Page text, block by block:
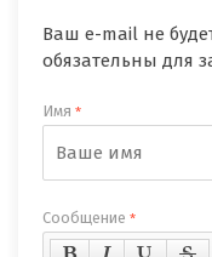
Ваш e-mail не
обязательны для
Имя *
Сообщение *